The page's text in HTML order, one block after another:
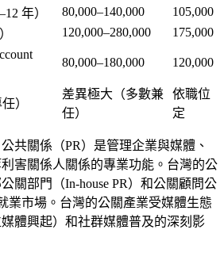
年）
80,000–140,000
105,000
120,000–280,000
175,000
80,000–180,000 120,000
）
差異極大（多數兼
任）
依職位
定
公共關係（PR）是管理企業與媒體、
害關係人關係的專業功能。台灣的公
關部門（In-house PR）和公關顧問公
業市場。台灣的公關產業受媒體生態
體興起）和社群媒體普及的深刻影